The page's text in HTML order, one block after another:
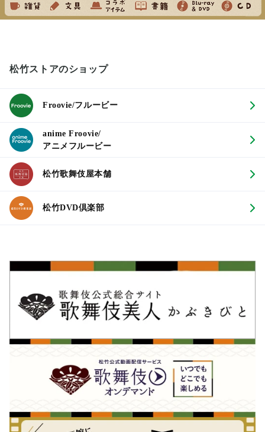
松竹ストアのショップ
Froovie/フルービー
anime Froovie/
アニメフルービー
松竹歌舞伎屋本舗
松竹DVD倶楽部